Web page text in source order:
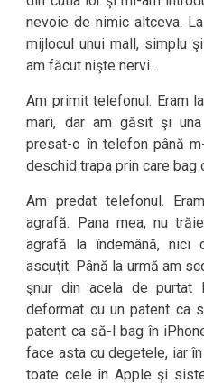
nevoie de nimic altceva.
mijlocul unui mall, simplu
am făcut nişte nervi…
Am primit telefonul. Eram
mari, dar am găsit şi
presat-o în telefon până
deschid trapa prin care bag
Am predat telefonul.
agrafă. Pana mea, nu
agrafă la îndemână,
ascuţit. Până la urmă am
şnur din acela de purtat
deformat cu un patent ca
patent ca să-l bag în
face asta cu degetele, iar
toate cele în Apple şi